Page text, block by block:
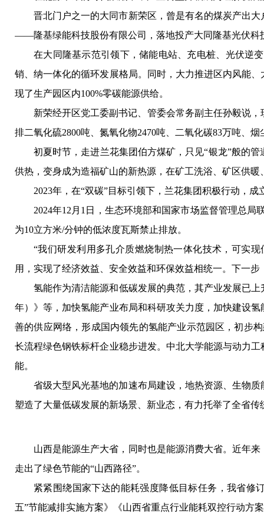
晋北门户之一的大同市新荣区，曾是有名的煤炭产出
——隆基绿能科技股份有限公司，落地投产大同隆基光伏科
在大同隆基示范引领下，储能电站、充电桩、光伏逆
销、纳一体化的循环发展格局。同时，大力推进区内风能
现了生产园区内100%零碳能源供给。
新荣经开区党工委副书记、管委会常务副主任孙毅说
排二氧化硫2800吨、氮氧化物2470吨、二氧化碳83万吨、烟
初夏时节，走进兰花集团伯方煤矿，只见“银龙”般的
供热，变身成为造福矿山的新热源，在矿工洗浴、矿区供
2023年，在“双碳”目标引领下，兰花集团积极行动，
2024年12月1日，生态环境部和国家市场监督管理总
为10立方米/分钟的低浓度瓦斯禁止排放。
“我们研发利用多孔介质燃烧制热一体化技术，可实
用，实现了经济效益、安全效益和环保效益相统一。下一
氢能作为清洁能源和低碳发展的典范，其产业发展已
年）》等，加快氢能产业布局和科研攻关力度，加快建设
善的供应网络，形成国内领先的氢能产业示范园区，初
长流程绿色钢铁标杆企业稳步进发。中北大学能源与动力
能。
省级大型风光基地的加速布局建设，地热资源、生物
塑造了大量低碳发展的新场景、新业态，有力托举了全省
山西是能源生产大省，同时也是能源消费大省。近年
走出了绿色节能的“山西路径”。
紧紧围绕国家下达的能耗强度降低目标任务，我省修
五”节能减排实施方案》《山西省重点行业能耗双控行动方